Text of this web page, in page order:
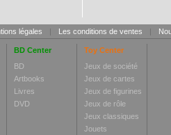
légales | Les conditions de ventes |
BD Center
BD
Artbooks
Livres
DVD
Toy Center
Jeux de société
Jeux de cartes
Jeux de figurines
Jeux de rôle
Jeux classiques
Jouets